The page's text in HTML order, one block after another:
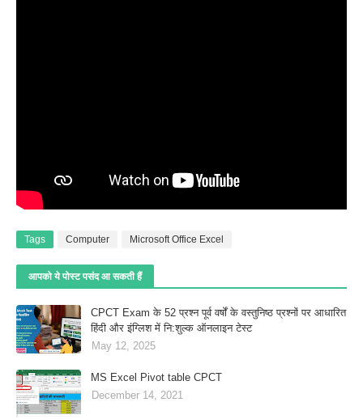
Tags Computer Microsoft Office Excel
आपको ये पोस्ट पसंद आ सकती हैं
CPCT Exam के 52 प्रश्‍न पूर्व वर्षों के वस्तुनिष्ठ प्रश्नों पर आधारित
हिंदी और इंग्लिश में नि:शुल्क ऑनलाइन टेस्‍ट
May 12, 2025
MS Excel Pivot table CPCT
December 14, 2021